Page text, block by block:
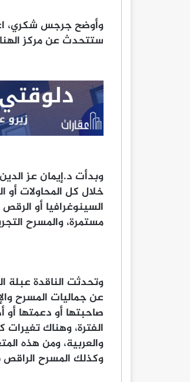
وأوضح جرجس شكري،
ستتحدث عن مركز
خلال كل المحاولات أو
السينوغرافيا أو
مستمرة، والمسرح
وتحدثت الناقدة عبلة
عن جماليات المسرح
صاحبتها أو دعمتها
الفترة، وهناك
والعربية، ومن هذه
وكذلك المسرح